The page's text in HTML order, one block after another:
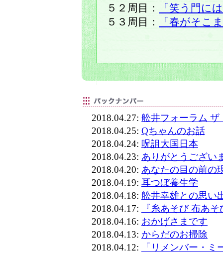
５２周目：
「笑う門に
５３周目：
「春がそこ
2018.04.27: 舩井フォーラム
2018.04.25: Qちゃんのお話
2018.04.24: 呪詛大国日本
2018.04.23: ありがとうござい
2018.04.20: あなたの目の前の
2018.04.19: 耳つぼ養生学
2018.04.18: 舩井幸雄との思い
2018.04.17:
『糸あそび 布あ
2018.04.16: おかげさまです
2018.04.13: からだのお掃除
2018.04.12:
「リメンバー・ミ